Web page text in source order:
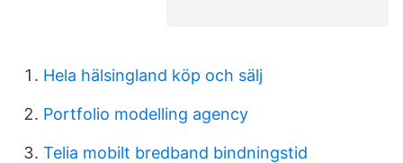
Hela hälsingland köp och sälj
Portfolio modelling agency
Telia mobilt bredband bindningstid